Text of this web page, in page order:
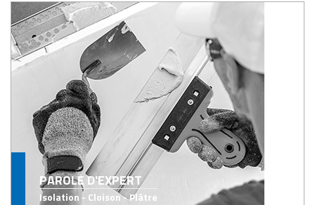
PAROLE D'EXPERT
Isolation - Cloison - Plâtre